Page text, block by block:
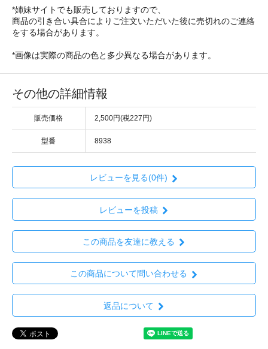
*姉妹サイトでも販売しておりますので、
商品の引き合い具合によりご注文いただいた後に売切れのご連絡
をする場合があります。
*画像は実際の商品の色と多少異なる場合があります。
その他の詳細情報
販売価格 2,500円(税227円)
型番 8938
レビューを見る(0件)
レビューを投稿
この商品を友達に教える
この商品について問い合わせる
返品について